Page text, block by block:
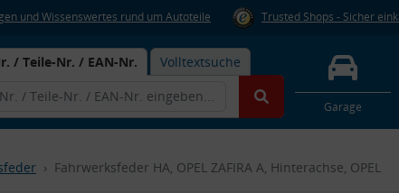
und Wissenswertes rund um Autoteile Trusted Shops - Sicher
/ Teile-Nr. / EAN-Nr. Volltextsuche
Garage
Fahrwerksfeder HA, OPEL ZAFIRA A, Hinterachse, OPEL